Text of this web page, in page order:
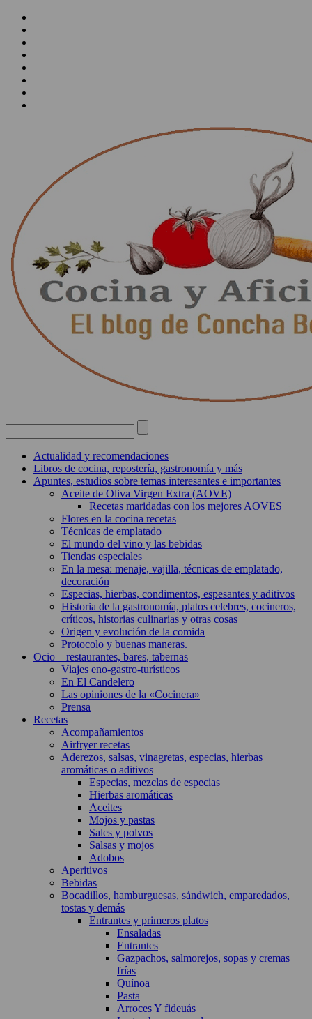
Actualidad y recomendaciones
Libros de cocina, repostería, gastronomía y más
Apuntes, estudios sobre temas interesantes e importantes
Aceite de Oliva Virgen Extra (AOVE)
Recetas maridadas con los mejores AOVES
Flores en la cocina recetas
Técnicas de emplatado
El mundo del vino y las bebidas
Tiendas especiales
En la mesa: menaje, vajilla, técnicas de emplatado,
decoración
Especias, hierbas, condimentos, espesantes y aditivos
Historia de la gastronomía, platos celebres, cocineros,
críticos, historias culinarias y otras cosas
Origen y evolución de la comida
Protocolo y buenas maneras.
Ocio – restaurantes, bares, tabernas
Viajes eno-gastro-turísticos
En El Candelero
Las opiniones de la «Cocinera»
Prensa
Recetas
Acompañamientos
Airfryer recetas
Aderezos, salsas, vinagretas, especias, hierbas
aromáticas o aditivos
Especias, mezclas de especias
Hierbas aromáticas
Aceites
Mojos y pastas
Sales y polvos
Salsas y mojos
Adobos
Aperitivos
Bebidas
Bocadillos, hamburguesas, sándwich, emparedados,
tostas y demás
Entrantes y primeros platos
Ensaladas
Entrantes
Gazpachos, salmorejos, sopas y cremas
frías
Quínoa
Pasta
Arroces Y fideuás